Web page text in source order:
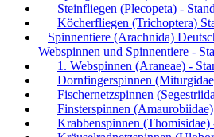
Steinfliegen (Plecopeta) -
Köcherfliegen (Trichoptera)
Spinnentiere (Arachnida)
Webspinnen und Spinnentiere -
1. Webspinnen (Araneae) -
Dornfingerspinnen
Fischernetzspinnen
Finsterspinnen (Amaurobiidae)
Krabbenspinnen (Thomisidae)